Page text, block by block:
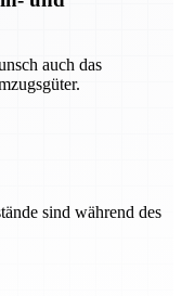
auch das
sind während des